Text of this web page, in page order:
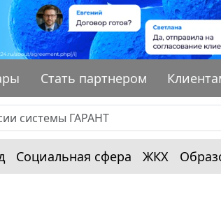
Стать партнером
Социальная сфера ЖКХ